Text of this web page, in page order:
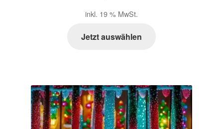
inkl. 19 % MwSt.
Jetzt auswählen